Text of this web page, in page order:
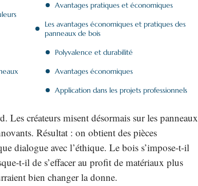
Avantages pratiques et économiques
Les avantages économiques et pratiques des
panneaux de bois
Polyvalence et durabilité
Avantages économiques
Application dans les projets professionnels
Les créateurs misent désormais sur les panneaux
Résultat : on obtient des pièces
dialogue avec l’éthique. Le bois s’impose-t-il
t-il de s’effacer au profit de matériaux plus
bien changer la donne.